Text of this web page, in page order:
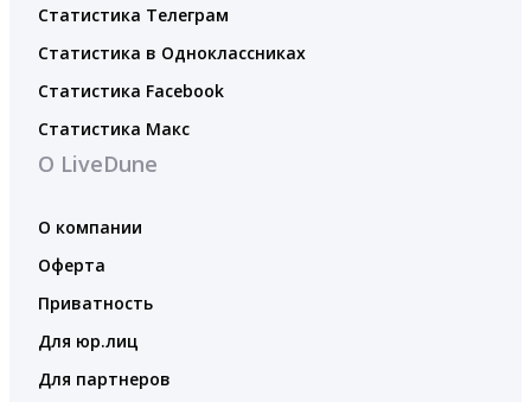
Статистика Телеграм
Статистика в Одноклассниках
Статистика Facebook
Статистика Макс
О LiveDune
О компании
Оферта
Приватность
Для юр.лиц
Для партнеров